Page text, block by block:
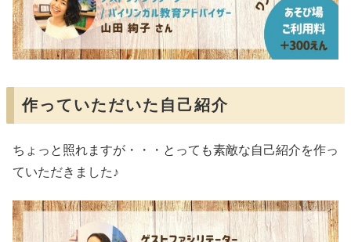
作っていただいた自己紹介
ちょっと照れますが・・・とっても素敵な自己紹介を作っ
ていただきました♪